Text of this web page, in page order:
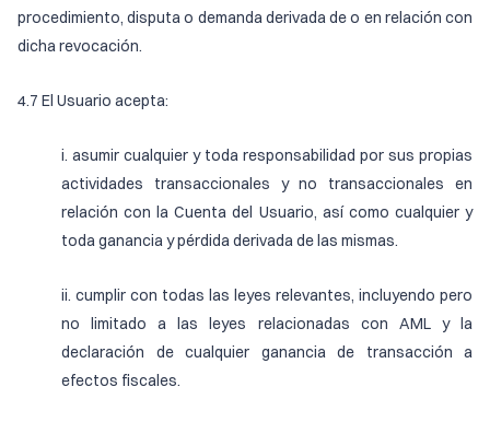
procedimiento, disputa o demanda derivada de o en relación con
dicha revocación.
4.7 El Usuario acepta:
i. asumir cualquier y toda responsabilidad por sus propias
actividades transaccionales y no transaccionales en
relación con la Cuenta del Usuario, así como cualquier y
toda ganancia y pérdida derivada de las mismas.
ii. cumplir con todas las leyes relevantes, incluyendo pero
no limitado a las leyes relacionadas con AML y la
declaración de cualquier ganancia de transacción a
efectos fiscales.